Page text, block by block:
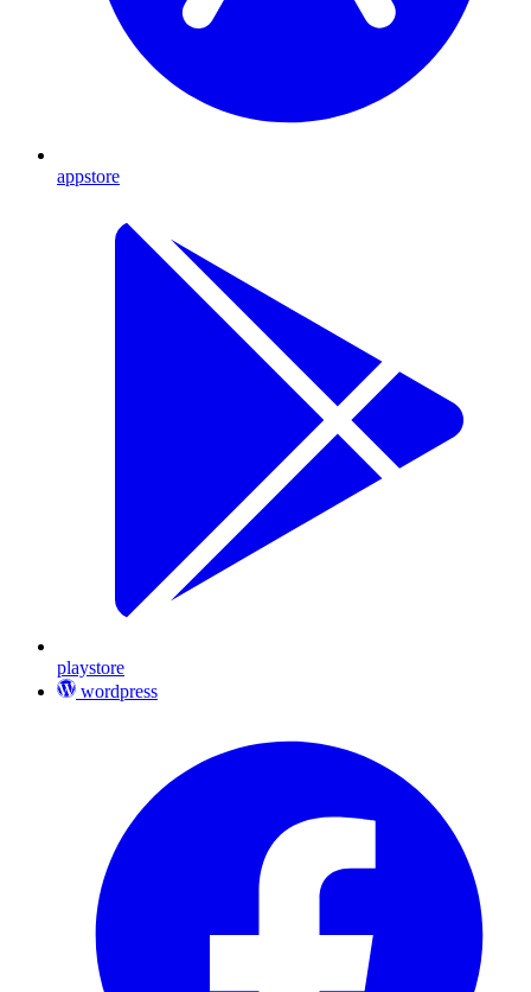
appstore
playstore
wordpress